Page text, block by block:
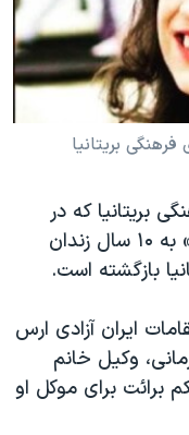
بریتانیا
بریتانیا که در
تهران بازداشت و به اتهام «جاسوسی» به ۱۰ سال زندان
بازگشته است.
ایران آزادی ارس
وکیل خانم
برائت برای موکل او